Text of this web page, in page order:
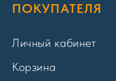
ПОКУПАТЕЛЯ
Личный кабинет
Корзина